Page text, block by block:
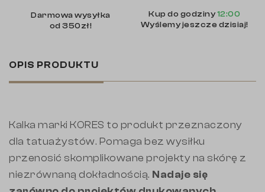
Darmowa wysyłka
od 350zł!
Kup do godziny12:00
Wyślemy jeszcze dzisiaj!
OPIS PRODUKTU
Kalka marki KORES to produkt przeznaczony
dla tatuażystów. Pomaga bez wysiłku
przenosić skomplikowane projekty na skórę z
niezrównaną dokładnością. Nadaje się